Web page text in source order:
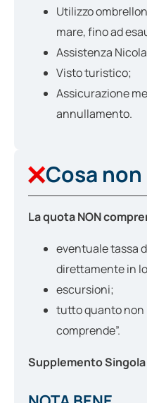
Utilizzo
mare, fino ad
Assistenza
Visto turistico;
Assicurazione
annullamento.
Cosa
La quota NON
eventuale tassa
direttamente in
escursioni;
tutto quanto non
comprende”.
Supplemento